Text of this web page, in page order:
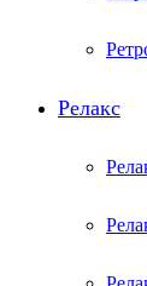
Релакс